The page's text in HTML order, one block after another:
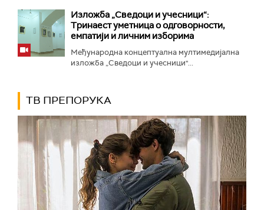
Изложба „Сведоци и учесници“:
Тринаест уметница о одговорности,
емпатији и личним изборима
Међународна концептуална мултимедијална
изложба „Сведоци и учесници"...
ТВ ПРЕПОРУКА